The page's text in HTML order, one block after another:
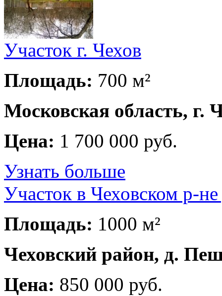
Участок г. Чехов
Площадь: 700 м²
Московская область, г.
Цена: 1 700 000 руб.
Узнать больше
Участок в Чеховском р-
Площадь: 1000 м²
Чеховский район, д.
Цена: 850 000 руб.